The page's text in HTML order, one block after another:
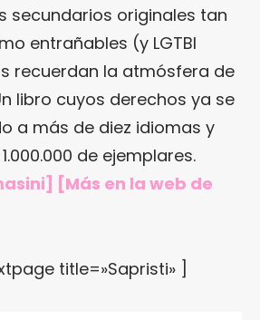
secundarios originales tan
entrañables (y LGTBI
recuerdan la atmósfera de
libro cuyos derechos ya se
a más de diez idiomas y
de ejemplares.
[Más en la web de
title=»Sapristi» ]